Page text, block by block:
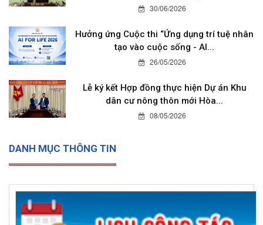
30/06/2026
Hưởng ứng Cuộc thi “Ứng dụng trí tuệ nhân
tạo vào cuộc sống - AI...
26/05/2026
Lễ ký kết Hợp đồng thực hiện Dự án Khu
dân cư nông thôn mới Hòa...
08/05/2026
DANH MỤC THÔNG TIN